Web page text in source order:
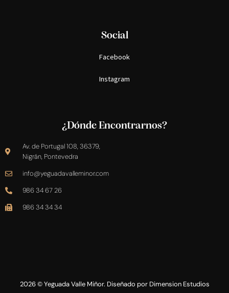
Social
Facebook
Instagram
¿Dónde Encontrarnos?
Av. de Portugal 108, 36379,
Nigrán, Pontevedra
info@yeguadavalleminor.com​
986 34 67 26
986 34 34 34
2026 © Yeguada Valle Miñor. Diseñado por Dimension Estudios